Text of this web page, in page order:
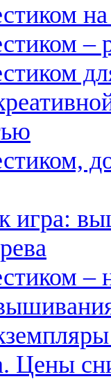
–
игра:
–
Цены